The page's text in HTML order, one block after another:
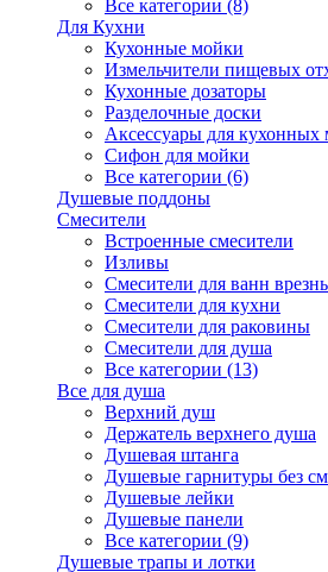
Все категории (8)
Для Кухни
Кухонные мойки
Измельчители пищевых
Кухонные дозаторы
Разделочные доски
Аксессуары для кухонных
Сифон для мойки
Все категории (6)
Душевые поддоны
Смесители
Встроенные смесители
Изливы
Смесители для ванн
Смесители для кухни
Смесители для раковины
Смесители для душа
Все категории (13)
Все для душа
Верхний душ
Держатель верхнего душа
Душевая штанга
Душевые гарнитуры без
Душевые лейки
Душевые панели
Все категории (9)
Душевые трапы и лотки